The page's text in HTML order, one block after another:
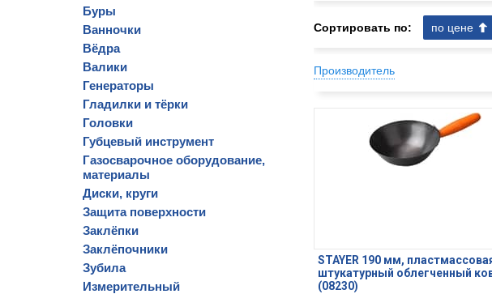
Буры
Ванночки
Вёдра
Валики
Генераторы
Гладилки и тёрки
Головки
Губцевый инструмент
Газосварочное оборудование,
материалы
Диски, круги
Защита поверхности
Заклёпки
Заклёпочники
Зубила
Измерительный
Сортировать по: по цене
Производитель
STAYER 190 мм,
штукатурный облегченный
(08230)